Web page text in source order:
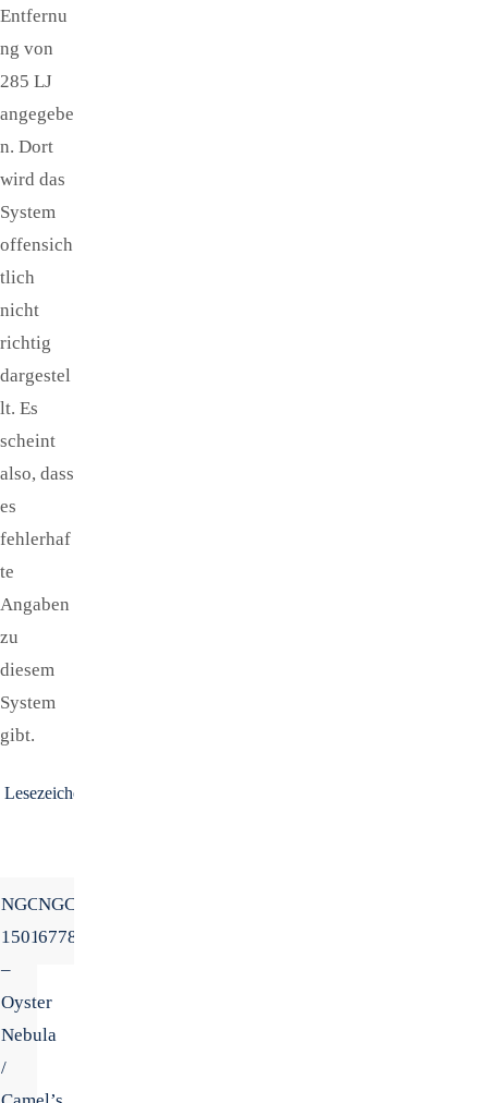
Entfernu
ng von
285 LJ
angegebe
n. Dort
wird das
System
offensich
tlich
nicht
richtig
dargestel
lt. Es
scheint
also, dass
es
fehlerhaf
te
Angaben
zu
diesem
System
gibt.
Lesezeichen
NGC
1501
–
Oyster
Nebula
/
NGC
6778